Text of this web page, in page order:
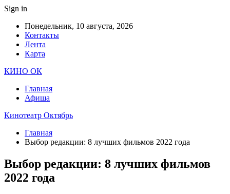
Sign in
Понедельник, 10 августа, 2026
Контакты
Лента
Карта
КИНО ОК
Главная
Афиша
Кинотеатр Октябрь
Главная
Выбор редакции: 8 лучших фильмов 2022 года
Выбор редакции: 8 лучших фильмов
2022 года